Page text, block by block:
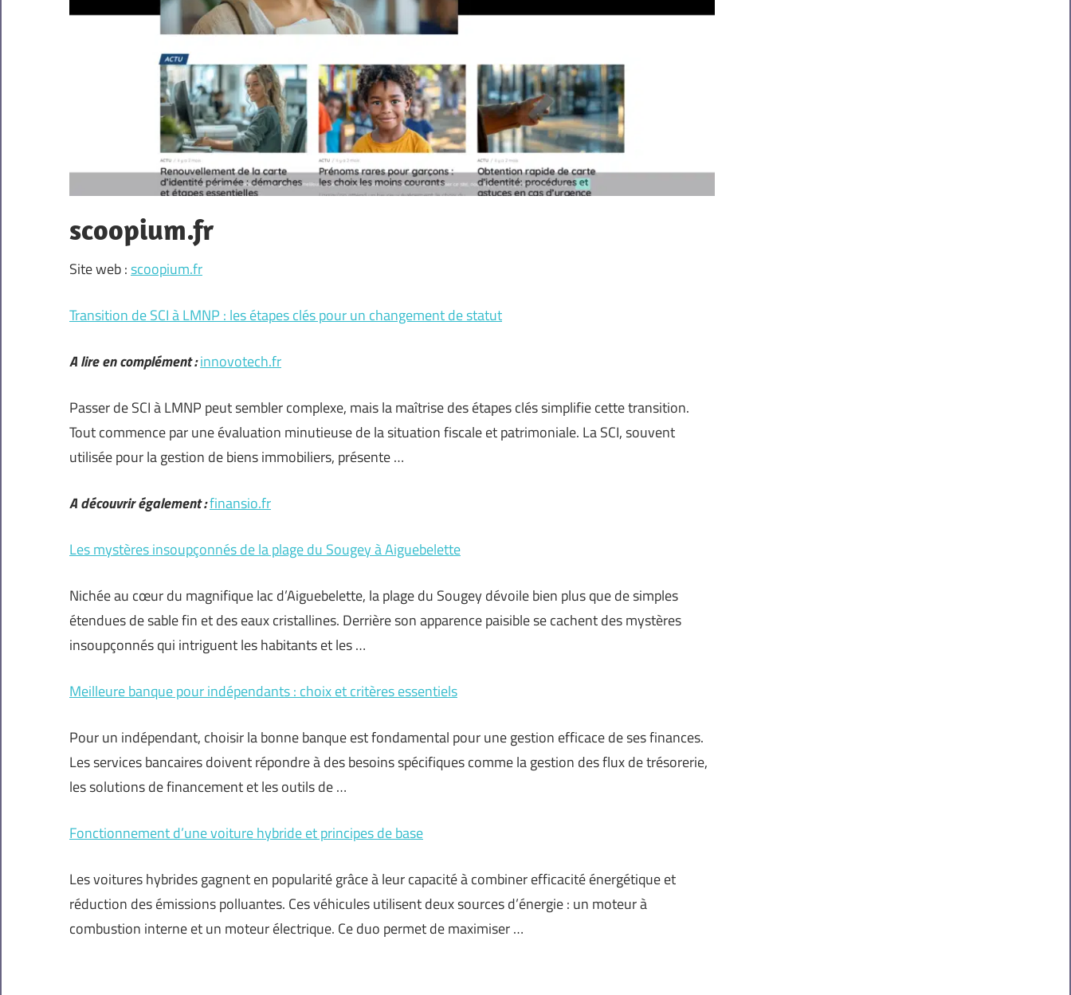
scoopium.fr
Site web :scoopium.fr
Transition de SCI à LMNP : les étapes clés pour un changement de statut
A lire en complément :innovotech.fr
Passer de SCI à LMNP peut sembler complexe, mais la maîtrise des étapes clés simplifie cette transition.
Tout commence par une évaluation minutieuse de la situation fiscale et patrimoniale. La SCI, souvent
utilisée pour la gestion de biens immobiliers, présente …
A découvrir également :finansio.fr
Les mystères insoupçonnés de la plage du Sougey à Aiguebelette
Nichée au cœur du magnifique lac d’Aiguebelette, la plage du Sougey dévoile bien plus que de simples
étendues de sable fin et des eaux cristallines. Derrière son apparence paisible se cachent des mystères
insoupçonnés qui intriguent les habitants et les …
Meilleure banque pour indépendants : choix et critères essentiels
Pour un indépendant, choisir la bonne banque est fondamental pour une gestion efficace de ses finances.
Les services bancaires doivent répondre à des besoins spécifiques comme la gestion des flux de trésorerie,
les solutions de financement et les outils de …
Fonctionnement d’une voiture hybride et principes de base
Les voitures hybrides gagnent en popularité grâce à leur capacité à combiner efficacité énergétique et
réduction des émissions polluantes. Ces véhicules utilisent deux sources d’énergie : un moteur à
combustion interne et un moteur électrique. Ce duo permet de maximiser …